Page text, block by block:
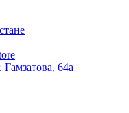
64а